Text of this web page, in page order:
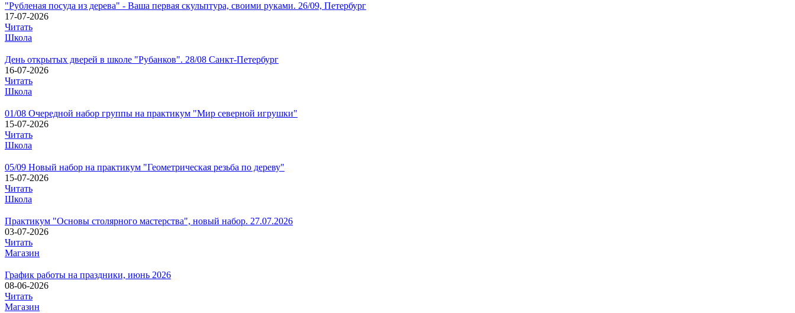
"Рубленая посуда из дерева" - Ваша первая скульптура, своими руками. 26/09, Петербург
17-07-2026
Читать
Школа
День открытых дверей в школе "Рубанков". 28/08 Санкт-Петербург
16-07-2026
Читать
Школа
01/08 Очередной набор группы на практикум "Мир северной игрушки"
15-07-2026
Читать
Школа
05/09 Новый набор на практикум "Геометрическая резьба по дереву"
15-07-2026
Читать
Школа
Практикум "Основы столярного мастерства", новый набор. 27.07.2026
03-07-2026
Читать
Магазин
График работы на праздники, июнь 2026
08-06-2026
Читать
Магазин